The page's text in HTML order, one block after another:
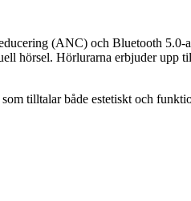
(ANC) och Bluetooth
hörsel. Hörlurarna erbjuder
tilltalar både estetiskt och